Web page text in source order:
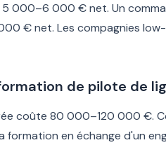
5 000–6 000 € net. Un
€ net. Les compagnies
de pilote de
coûte 80 000–120 000 €.
en échange d'un